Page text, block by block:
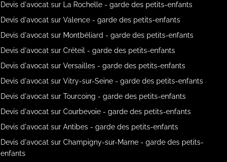
Devis d'avocat sur La Rochelle - garde des petits-enfants
Devis d'avocat sur Valence - garde des petits-enfants
Devis d'avocat sur Montbéliard - garde des petits-enfants
Devis d'avocat sur Créteil - garde des petits-enfants
Devis d'avocat sur Versailles - garde des petits-enfants
Devis d'avocat sur Vitry-sur-Seine - garde des petits-enfants
Devis d'avocat sur Tourcoing - garde des petits-enfants
Devis d'avocat sur Courbevoie - garde des petits-enfants
Devis d'avocat sur Antibes - garde des petits-enfants
Devis d'avocat sur Champigny-sur-Marne - garde des petits-
enfants